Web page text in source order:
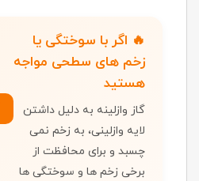
🔥 اگر با سوختگی یا
زخم های سطحی مواجه
هستید
گاز وازلینه به دلیل داشتن
لایه وازلینی، به زخم نمی
چسبد و برای محافظت از
برخی زخم ها و سوختگی ها